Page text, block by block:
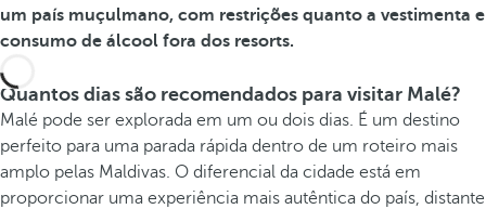
um país muçulmano, com restrições quanto a vestimenta e
consumo de álcool fora dos resorts.
Quantos dias são recomendados para visitar Malé?
Malé pode ser explorada em um ou dois dias. É um destino
perfeito para uma parada rápida dentro de um roteiro mais
amplo pelas Maldivas. O diferencial da cidade está em
proporcionar uma experiência mais autêntica do país, distante